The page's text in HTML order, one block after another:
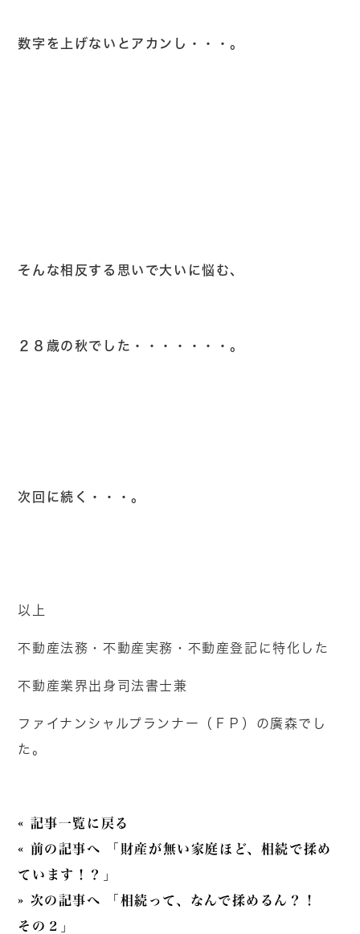
数字を上げないとアカンし・・・。
そんな相反する思いで大いに悩む、
２８歳の秋でした・・・・・・・。
次回に続く・・・。
以上
不動産法務・不動産実務・不動産登記に特化した
不動産業界出身司法書士兼
ファイナンシャルプランナー（ＦＰ）の廣森でし
た。
« 記事一覧に戻る
« 前の記事へ 「財産が無い家庭ほど、相続で揉め
ています！？」
» 次の記事へ 「相続って、なんで揉めるん？！
その２」